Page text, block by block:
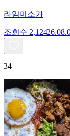
라임미소가
조회수 2,124
34